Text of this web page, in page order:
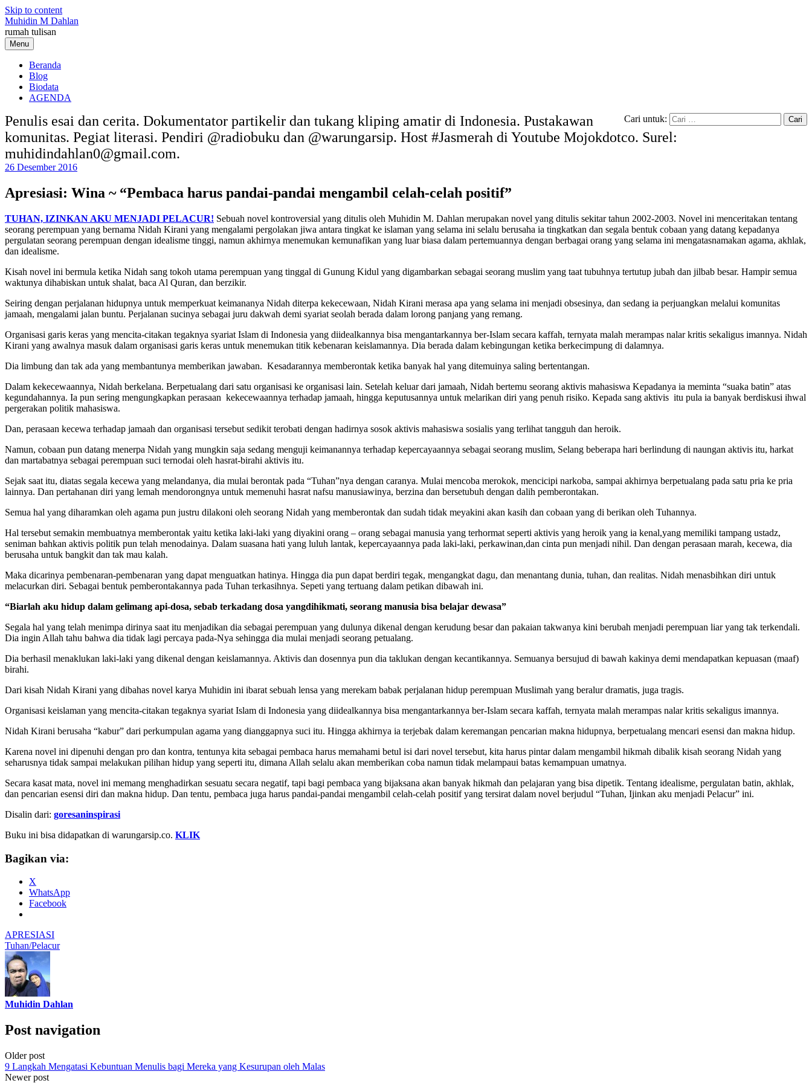
Skip to content
Muhidin M Dahlan
rumah tulisan
Menu
Beranda
Blog
Biodata
AGENDA
Cari untuk:
Penulis esai dan cerita. Dokumentator partikelir dan tukang kliping amatir di Indonesia. Pustakawan
komunitas. Pegiat literasi. Pendiri @radiobuku dan @warungarsip. Host #Jasmerah di Youtube Mojokdotco. Surel:
muhidindahlan0@gmail.com.
26 Desember 2016
Apresiasi: Wina ~ “Pembaca harus pandai-pandai mengambil celah-celah positif”
TUHAN, IZINKAN AKU MENJADI PELACUR! Sebuah novel kontroversial yang ditulis oleh Muhidin M. Dahlan merupakan novel yang ditulis sekitar tahun 2002-2003. Novel ini menceritakan tentang
seorang perempuan yang bernama Nidah Kirani yang mengalami pergolakan jiwa antara tingkat ke islaman yang selama ini selalu berusaha ia tingkatkan dan segala bentuk cobaan yang datang kepadanya
pergulatan seorang perempuan dengan idealisme tinggi, namun akhirnya menemukan kemunafikan yang luar biasa dalam pertemuannya dengan berbagai orang yang selama ini mengatasnamakan agama, akhlak,
dan idealisme.
Kisah novel ini bermula ketika Nidah sang tokoh utama perempuan yang tinggal di Gunung Kidul yang digambarkan sebagai seorang muslim yang taat tubuhnya tertutup jubah dan jilbab besar. Hampir semua
waktunya dihabiskan untuk shalat, baca Al Quran, dan berzikir.
Seiring dengan perjalanan hidupnya untuk memperkuat keimananya Nidah diterpa kekecewaan, Nidah Kirani merasa apa yang selama ini menjadi obsesinya, dan sedang ia perjuangkan melalui komunitas
jamaah, mengalami jalan buntu. Perjalanan sucinya sebagai juru dakwah demi syariat seolah berada dalam lorong panjang yang remang.
Organisasi garis keras yang mencita-citakan tegaknya syariat Islam di Indonesia yang diidealkannya bisa mengantarkannya ber-Islam secara kaffah, ternyata malah merampas nalar kritis sekaligus imannya. Nidah
Kirani yang awalnya masuk dalam organisasi garis keras untuk menemukan titik kebenaran keislamannya. Dia berada dalam kebingungan ketika berkecimpung di dalamnya.
Dia limbung dan tak ada yang membantunya memberikan jawaban. Kesadarannya memberontak ketika banyak hal yang ditemuinya saling bertentangan.
Dalam kekecewaannya, Nidah berkelana. Berpetualang dari satu organisasi ke organisasi lain. Setelah keluar dari jamaah, Nidah bertemu seorang aktivis mahasiswa Kepadanya ia meminta “suaka batin” atas
kegundahannya. Ia pun sering mengungkapkan perasaan kekecewaannya terhadap jamaah, hingga keputusannya untuk melarikan diri yang penuh risiko. Kepada sang aktivis itu pula ia banyak berdiskusi ihwal
pergerakan politik mahasiswa.
Dan, perasaan kecewa terhadap jamaah dan organisasi tersebut sedikit terobati dengan hadirnya sosok aktivis mahasiswa sosialis yang terlihat tangguh dan heroik.
Namun, cobaan pun datang menerpa Nidah yang mungkin saja sedang menguji keimanannya terhadap kepercayaannya sebagai seorang muslim, Selang beberapa hari berlindung di naungan aktivis itu, harkat
dan martabatnya sebagai perempuan suci ternodai oleh hasrat-birahi aktivis itu.
Sejak saat itu, diatas segala kecewa yang melandanya, dia mulai berontak pada “Tuhan”nya dengan caranya. Mulai mencoba merokok, mencicipi narkoba, sampai akhirnya berpetualang pada satu pria ke pria
lainnya. Dan pertahanan diri yang lemah mendorongnya untuk memenuhi hasrat nafsu manusiawinya, berzina dan bersetubuh dengan dalih pemberontakan.
Semua hal yang diharamkan oleh agama pun justru dilakoni oleh seorang Nidah yang memberontak dan sudah tidak meyakini akan kasih dan cobaan yang di berikan oleh Tuhannya.
Hal tersebut semakin membuatnya memberontak yaitu ketika laki-laki yang diyakini orang – orang sebagai manusia yang terhormat seperti aktivis yang heroik yang ia kenal,yang memiliki tampang ustadz,
seniman bahkan aktivis politik pun telah menodainya. Dalam suasana hati yang luluh lantak, kepercayaannya pada laki-laki, perkawinan,dan cinta pun menjadi nihil. Dan dengan perasaan marah, kecewa, dia
berusaha untuk bangkit dan tak mau kalah.
Maka dicarinya pembenaran-pembenaran yang dapat menguatkan hatinya. Hingga dia pun dapat berdiri tegak, mengangkat dagu, dan menantang dunia, tuhan, dan realitas. Nidah menasbihkan diri untuk
melacurkan diri. Sebagai bentuk pemberontakannya pada Tuhan terkasihnya. Sepeti yang tertuang dalam petikan dibawah ini.
“Biarlah aku hidup dalam gelimang api-dosa, sebab terkadang dosa yangdihikmati, seorang manusia bisa belajar dewasa”
Segala hal yang telah menimpa dirinya saat itu menjadikan dia sebagai perempuan yang dulunya dikenal dengan kerudung besar dan pakaian takwanya kini berubah menjadi perempuan liar yang tak terkendali.
Dia ingin Allah tahu bahwa dia tidak lagi percaya pada-Nya sehingga dia mulai menjadi seorang petualang.
Dia berhasil menaklukan laki-laki yang dikenal dengan keislamannya. Aktivis dan dosennya pun dia taklukan dengan kecantikannya. Semuanya bersujud di bawah kakinya demi mendapatkan kepuasan (maaf)
birahi.
Dari kisah Nidah Kirani yang dibahas novel karya Muhidin ini ibarat sebuah lensa yang merekam babak perjalanan hidup perempuan Muslimah yang beralur dramatis, juga tragis.
Organisasi keislaman yang mencita-citakan tegaknya syariat Islam di Indonesia yang diidealkannya bisa mengantarkannya ber-Islam secara kaffah, ternyata malah merampas nalar kritis sekaligus imannya.
Nidah Kirani berusaha “kabur” dari perkumpulan agama yang dianggapnya suci itu. Hingga akhirnya ia terjebak dalam keremangan pencarian makna hidupnya, berpetualang mencari esensi dan makna hidup.
Karena novel ini dipenuhi dengan pro dan kontra, tentunya kita sebagai pembaca harus memahami betul isi dari novel tersebut, kita harus pintar dalam mengambil hikmah dibalik kisah seorang Nidah yang
seharusnya tidak sampai melakukan pilihan hidup yang seperti itu, dimana Allah selalu akan memberikan coba namun tidak melampaui batas kemampuan umatnya.
Secara kasat mata, novel ini memang menghadirkan sesuatu secara negatif, tapi bagi pembaca yang bijaksana akan banyak hikmah dan pelajaran yang bisa dipetik. Tentang idealisme, pergulatan batin, akhlak,
dan pencarian esensi diri dan makna hidup. Dan tentu, pembaca juga harus pandai-pandai mengambil celah-celah positif yang tersirat dalam novel berjudul “Tuhan, Ijinkan aku menjadi Pelacur” ini.
Disalin dari: goresaninspirasi
Buku ini bisa didapatkan di warungarsip.co. KLIK
Bagikan via:
X
WhatsApp
Facebook
APRESIASI
Tuhan/Pelacur
Muhidin Dahlan
Post navigation
Older post
9 Langkah Mengatasi Kebuntuan Menulis bagi Mereka yang Kesurupan oleh Malas
Newer post